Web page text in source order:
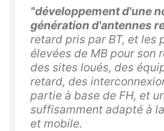
"développement d'une
génération d'antennes
retard pris par BT, et les
élevées de MB pour son
des sites loués, des
retard, des
partie à base de FH, et
suffisamment adapté à
et mobile.